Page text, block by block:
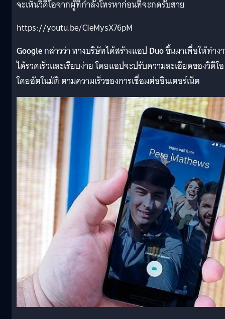
จะเห็นวิดีโอจากผู้ที่กำลังโทรหาก่อนที่จะกดรับสาย
https://youtu.be/CIeMysX76pM
Googleกล่าวว่า ทางบริษัทได้สร้างแอป Duoขึ้นมาเพื่อให้ทำง
ได้รวดเร็วและเรียบง่าย โดยแอปจะปรับความละเอียดของวิดีโอ
โดยอัตโนมัติ ตามความเร็วของการเชื่อมต่ออินเตอร์เน็ต